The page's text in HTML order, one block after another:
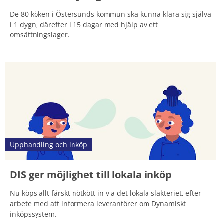
De 80 köken i Östersunds kommun ska kunna klara sig själva
i 1 dygn, därefter i 15 dagar med hjälp av ett
omsättningslager.
Upphandling och inköp
DIS ger möjlighet till lokala inköp
Nu köps allt färskt nötkött in via det lokala slakteriet, efter
arbete med att informera leverantörer om Dynamiskt
inköpssystem.